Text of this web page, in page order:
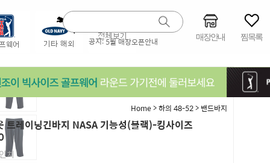
공지:5월 매장오픈안내 매장안내 찜목록
Home>하의 48-52> 밴드바지
트레이닝긴바지 NASA 기능성(블랙)-킹사이즈
치